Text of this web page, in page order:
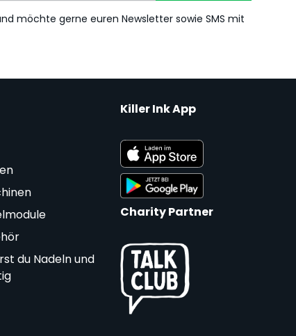
möchte gerne euren Newsletter sowie SMS mit
du Nadeln und
Killer Ink App
Charity Partner